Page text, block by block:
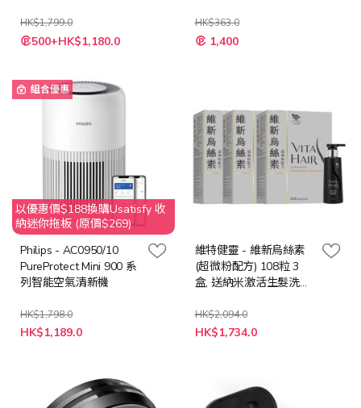
HK$1,799.0
特
殊 500+HK$1,180.0
HK$363.0
特
殊 1,400
組合優惠
以優惠價$188換購Usatisfy 收
納迷你拖板 (原價$269)
Philips - AC0950/10
PureProtect Mini 900 系
列智能空氣清新機
HK$1,798.0
特
殊
HK$1,189.0
維特健靈 - 維新烏絲素
(超微粉配方) 108粒 3
盒, 送納米激活生髮洗髮
HK$2,094.0
特
殊
HK$1,734.0